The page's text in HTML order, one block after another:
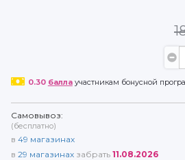
0.30 баллаучастникам бонусной
Самовывоз:
(бесплатно)
в 49 магазинах
в 29 магазинах забрать 11.08.2026